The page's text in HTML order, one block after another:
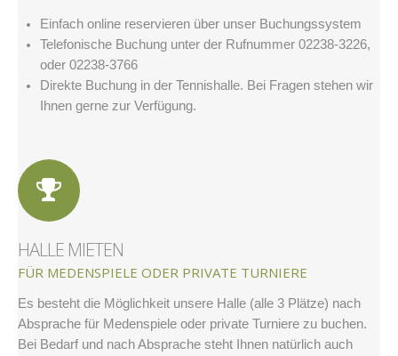
Einfach online reservieren über unser Buchungssystem
Telefonische Buchung unter der Rufnummer 02238-3226,
oder 02238-3766
Direkte Buchung in der Tennishalle. Bei Fragen stehen wir
Ihnen gerne zur Verfügung.
HALLE MIETEN
FÜR MEDENSPIELE ODER PRIVATE TURNIERE
Es besteht die Möglichkeit unsere Halle (alle 3 Plätze) nach
Absprache für Medenspiele oder private Turniere zu buchen.
Bei Bedarf und nach Absprache steht Ihnen natürlich auch